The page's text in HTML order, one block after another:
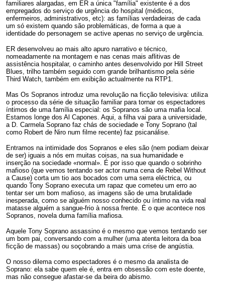
familiares alargadas, em ER a única "família" existente é a dos
empregados do serviço de urgência do hospital (médicos,
enfermeiros, administrativos, etc): as famílias verdadeiras de cada
um só existem quando são problemáticas, de forma a que a
identidade do personagem se active apenas no serviço de urgência.
ER desenvolveu ao mais alto apuro narrativo e técnico,
nomeadamente na montagem e nas cenas mais aflitivas de
assistência hospitalar, o caminho antes desenvolvido por Hill Street
Blues, trilho também seguido com grande brilhantismo pela série
Third Watch, também em exibição actualmente na RTP1.
Mas Os Sopranos introduz uma revolução na ficção televisiva: utiliza
o processo da série de situação familiar para tornar os espectadores
íntimos de uma família especial: os Sopranos são uma mafia local.
Estamos longe dos Al Capones. Aqui, a filha vai para a universidade,
a D. Carmela Soprano faz chás de sociedade e Tony Soprano (tal
como Robert de Niro num filme recente) faz psicanálise.
Entramos na intimidade dos Sopranos e eles são (nem podiam deixar
de ser) iguais a nós em muitas coisas, na sua humanidade e
inserção na sociedade «normal». É por isso que quando o sobrinho
mafioso (que vemos tentando ser actor numa cena de Rebel Without
a Cause) corta um tio aos bocados com uma serra eléctrica, ou
quando Tony Soprano executa um rapaz que cometeu um erro ao
tentar ser um bom mafioso, as imagens são de uma brutalidade
inesperada, como se alguém nosso conhecido ou íntimo na vida real
matasse alguém a sangue-frio à nossa frente. É o que acontece nos
Sopranos, novela duma família mafiosa.
Aquele Tony Soprano assassino é o mesmo que vemos tentando ser
um bom pai, conversando com a mulher (uma atenta leitora da boa
ficção de massas) ou soçobrando a mais uma crise de angústia.
O nosso dilema como espectadores é o mesmo da analista de
Soprano: ela sabe quem ele é, entra em obsessão com este doente,
mas não consegue afastar-se da beira do abismo.